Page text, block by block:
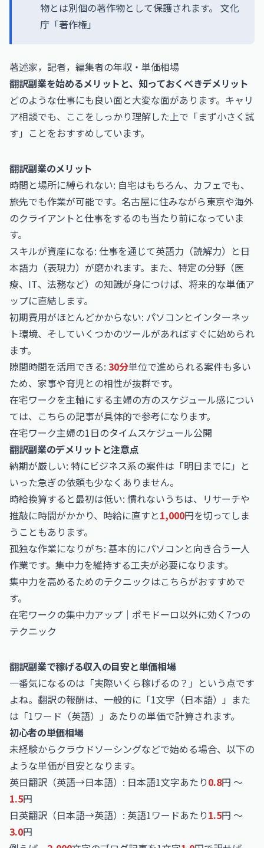
物とは別個の著作物として保護されます。 文化
庁「著作権」
著述家，記者，編集者の年収・単価相場
翻訳副業を始めるメリットと、知っておくべきデメリット
どのような仕事にも良い面と大変な面があります。キャリ
ア相談でも、ここをしっかり理解した上で「まず小さく試
す」ことをおすすめしています。
翻訳副業のメリット
時間と場所に縛られない: 自宅はもちろん、カフェでも、
旅先でも作業が可能です。名古屋に住みながら東京や海外
のクライアントと仕事をするのも当たり前になっていま
す。
スキルが資産になる: 仕事を通じて英語力（読解力）と日
本語力（表現力）が磨かれます。また、特定の分野（医
療、IT、法務など）の知識が身につけば、将来的な単価ア
ップに直結します。
初期費用がほとんどかからない: パソコンとインターネッ
ト環境、そしていくつかのツールがあればすぐに始められ
ます。
隙間時間を活用できる: 30分単位で進められる案件も多い
ため、家事や育児との相性が抜群です。
在宅ワークを主軸にする主婦の方のスケジュール感につい
ては、こちらの記事が具体的で参考になります。
在宅ワーク主婦の1日のタイムスケジュール公開
翻訳副業のデメリットと注意点
納期が厳しい: 特にビジネス系の案件は「明日までに」と
いった急ぎの依頼も少なくありません。
時給換算すると最初は低い: 慣れないうちは、リサーチや
推敲に時間がかかり、時給に直すと1,000円を切ってしま
うこともあります。
孤独な作業になりがち: 基本的にパソコンと向き合う一人
作業です。集中力を維持する工夫が必要になります。
集中力を高めるためのテクニックはこちらがおすすめで
す。
在宅ワークの集中力アップ｜ポモドーロ以外に効く7つの
テクニック
翻訳副業で稼げる収入の目安と単価相場
一番気になるのは「実際いくら稼げるの？」という点です
よね。翻訳の報酬は、一般的に「1文字（日本語）」また
は「1ワード（英語）」あたりの単価で計算されます。
初心者の単価相場
未経験からクラウドソーシングなどで始める場合、以下の
ような単価が目安となります。
英日翻訳（英語→日本語）: 日本語1文字あたり0.8円 〜
1.5円
日英翻訳（日本語→英語）: 英語1ワードあたり1.5円 〜
3.0円